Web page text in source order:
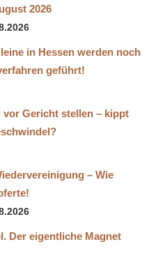
2026
in Hessen werden noch
geführt!
Gericht stellen – kippt
– Wie
Der eigentliche Magnet